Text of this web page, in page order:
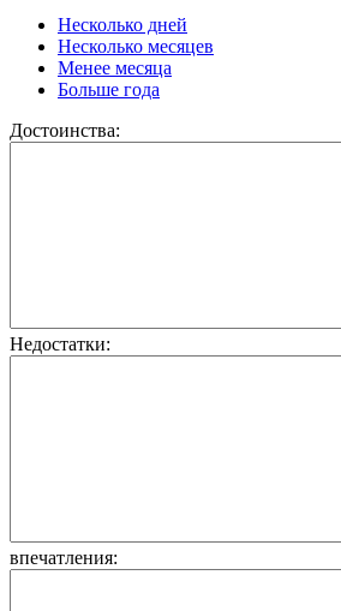
Несколько дней
Несколько месяцев
Менее месяца
Больше года
Достоинства:
Недостатки:
впечатления: